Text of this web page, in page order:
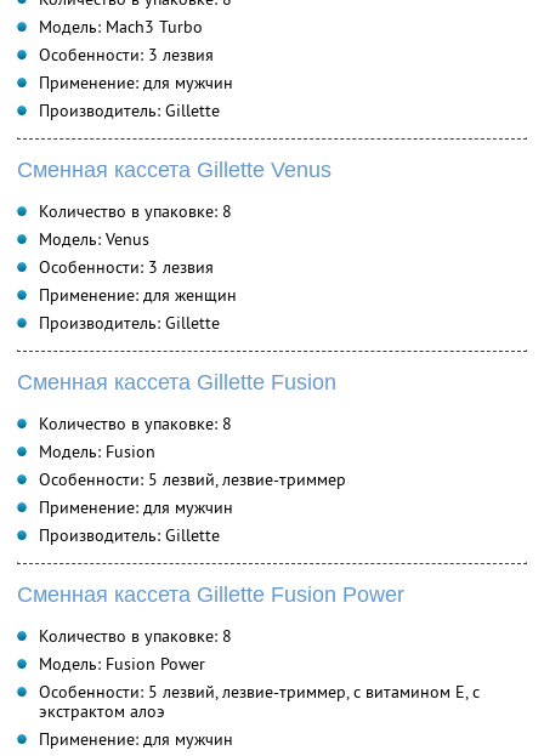
Модель: Mach3 Turbo
Особенности: 3 лезвия
Применение: для мужчин
Производитель: Gillette
Сменная кассета Gillette Venus
Количество в упаковке: 8
Модель: Venus
Особенности: 3 лезвия
Применение: для женщин
Производитель: Gillette
Сменная кассета Gillette Fusion
Количество в упаковке: 8
Модель: Fusion
Особенности: 5 лезвий, лезвие-триммер
Применение: для мужчин
Производитель: Gillette
Сменная кассета Gillette Fusion Power
Количество в упаковке: 8
Модель: Fusion Power
Особенности: 5 лезвий, лезвие-триммер, с витамином Е, с
экстрактом алоэ
Применение: для мужчин